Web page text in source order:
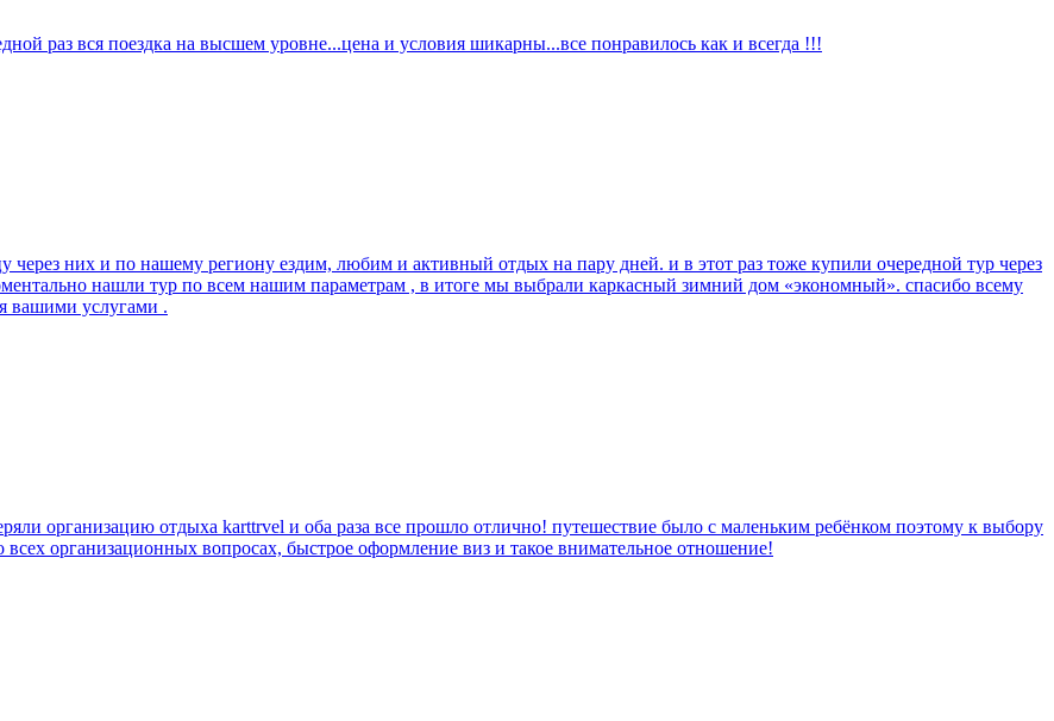
раз вся поездка на высшем уровне...цена и условия шикарны...все понравилось как и всегда !!!
через них и по нашему региону ездим, любим и активный отдых на пару дней. и в этот раз тоже купили очередной тур через
нашли тур по всем нашим параметрам , в итоге мы выбрали каркасный зимний дом «экономный». спасибо всему
вашими услугами .
организацию отдыха karttrvel и оба раза все прошло отлично! путешествие было с маленьким ребёнком поэтому к выбору
организационных вопросах, быстрое оформление виз и такое внимательное отношение!